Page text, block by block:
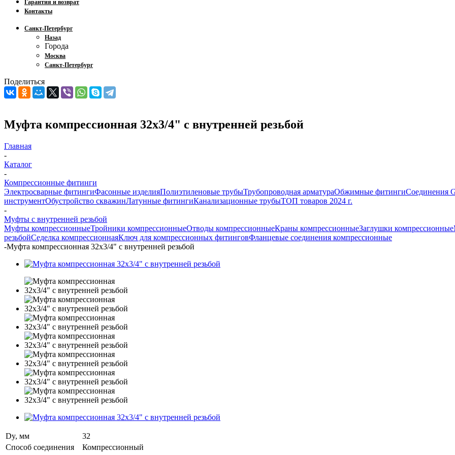
Гарантия и возврат
Контакты
Санкт-Петербург
Назад
Города
Москва
Санкт-Петербург
Поделиться
Муфта компрессионная 32х3/4" с внутренней резьбой
Главная
-
Каталог
-
Компрессионные фитинги
Электросварные фитингиФасонные изделияПолиэтиленовые трубыТрубопроводная арматураОбжимные фитингиСоединения
инструментОбустройство скважинЛатунные фитингиКанализационные трубыТОП товаров 2024 г.
-
Муфты с внутренней резьбой
Муфты компрессионныеТройники компрессионныеОтводы компрессионныеКраны компрессионныеЗаглушки компрессионные
резьбойСеделка компрессионнаяКлюч для компрессионных фитинговФланцевые соединения компрессионные
-Муфта компрессионная 32х3/4" с внутренней резьбой
Dy, мм
32
Способ соединения
Компрессионный